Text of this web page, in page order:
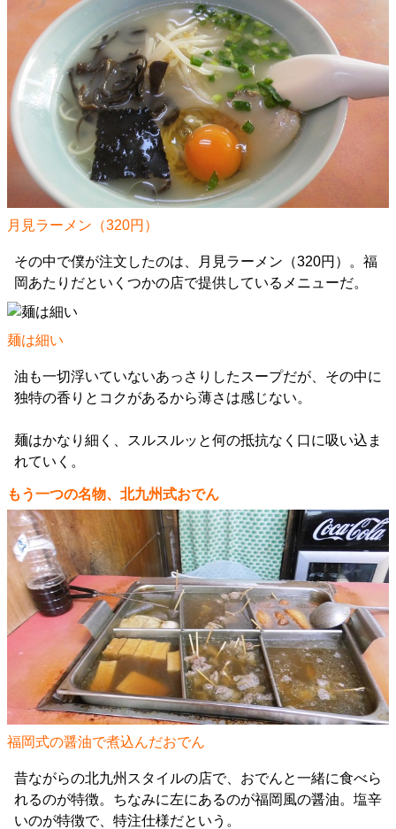
月見ラーメン（320円）
その中で僕が注文したのは、月見ラーメン（320円）。福
岡あたりだといくつかの店で提供しているメニューだ。
麺は細い
油も一切浮いていないあっさりしたスープだが、その中に
独特の香りとコクがあるから薄さは感じない。
麺はかなり細く、スルスルッと何の抵抗なく口に吸い込ま
れていく。
もう一つの名物、北九州式おでん
福岡式の醤油で煮込んだおでん
昔ながらの北九州スタイルの店で、おでんと一緒に食べら
れるのが特徴。ちなみに左にあるのが福岡風の醤油。塩辛
いのが特徴で、特注仕様だという。